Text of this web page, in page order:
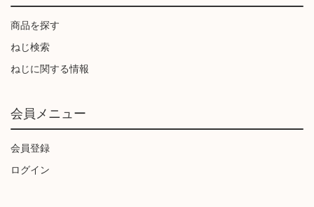
商品を探す
ねじ検索
ねじに関する情報
会員メニュー
会員登録
ログイン